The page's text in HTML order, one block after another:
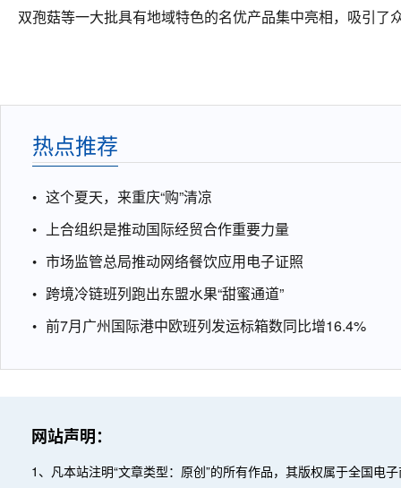
双孢菇等一大批具有地域特色的名优产品集中亮相，吸引
热点推荐
这个夏天，来重庆“购”清凉
上合组织是推动国际经贸合作重要力量
市场监管总局推动网络餐饮应用电子证照
跨境冷链班列跑出东盟水果“甜蜜通道”
前7月广州国际港中欧班列发运标箱数同比增16.4%
网站声明：
1、凡本站注明“文章类型：原创”的所有作品，其版权属于全国电